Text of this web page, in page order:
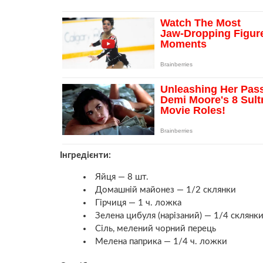
Інгредієнти:
Яйця — 8 шт.
Домашній майонез — 1/2 склянки
Гірчиця — 1 ч. ложка
Зелена цибуля (нарізаний) — 1/4 склянки
Сіль, мелений чорний перець
Мелена паприка — 1/4 ч. ложки